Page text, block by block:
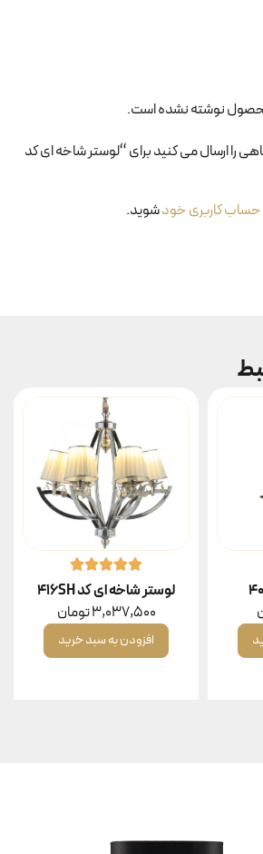
نوشته نشده است.
را ارسال می کنید برای “لوستر شاخه ای کد
حساب کاربری خودشوید.
لوستر شاخه ای کد 416SH
3,037,500تومان
افزودن به سبد خرید